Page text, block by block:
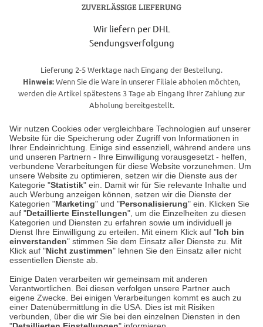
Wir nutzen Cookies oder vergleichbare Technologien auf unserer
Website für die Speicherung oder Zugriff von Informationen in
Ihrer Endeinrichtung. Einige sind essenziell, während andere uns
und unseren Partnern - Ihre Einwilligung vorausgesetzt - helfen,
verbundene Verarbeitungen für diese Website vorzunehmen. Um
unsere Website zu optimieren, setzen wir die Dienste aus der
Kategorie "Statistik" ein. Damit wir für Sie relevante Inhalte und
auch Werbung anzeigen können, setzen wir die Dienste der
Kategorien "Marketing" und "Personalisierung" ein. Klicken Sie
auf "Detaillierte Einstellungen", um die Einzelheiten zu diesen
Kategorien und Diensten zu erfahren sowie um individuell je
Dienst Ihre Einwilligung zu erteilen. Mit einem Klick auf "Ich bin
einverstanden" stimmen Sie dem Einsatz aller Dienste zu. Mit
Klick auf "Nicht zustimmen" lehnen Sie den Einsatz aller nicht
essentiellen Dienste ab.
Einige Daten verarbeiten wir gemeinsam mit anderen
Verantwortlichen. Bei diesen verfolgen unsere Partner auch
eigene Zwecke. Bei einigen Verarbeitungen kommt es auch zu
einer Datenübermittlung in die USA. Dies ist mit Risiken
verbunden, über die wir Sie bei den einzelnen Diensten in den
ZUVERLÄSSIGE LIEFERUNG
Wir liefern per DHL
Sendungsverfolgung
Lieferung 2-5 Werktage nach Eingang der Bestellung.
Hinweis:Wenn Sie die Ware in unserer Filiale abholen möchten,
werden die Artikel spätestens 3 Tage ab Eingang Ihrer Zahlung zur
Abholung bereitgestellt.
Unser Geschäft in Meckenheim
Auf dem Steinbüchel 6
53340 Meckenheim
Montag bis Samstag 9:00 Uhr bis 18:00 Uhr
weitere Information
Hier finden Sie uns im Netz